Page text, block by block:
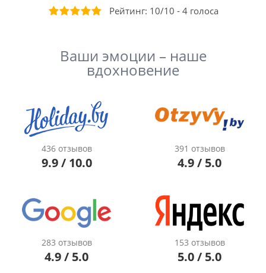
Рейтинг: 10/10 - 4 голоса
Ваши эмоции – наше
вдохновение
436 отзывов
9.9 / 10.0
391 отзывов
4.9 / 5.0
283 отзывов
4.9 / 5.0
153 отзывов
5.0 / 5.0